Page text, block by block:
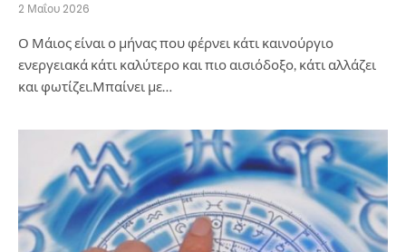
2 Μαΐου 2026
Ο Μάιος είναι ο μήνας που φέρνει κάτι καινούργιο
ενεργειακά κάτι καλύτερο και πιο αισιόδοξο, κάτι αλλάζει
και φωτίζει.Μπαίνει με…